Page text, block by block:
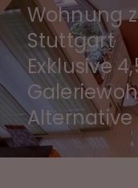
Wohnung
Stuttgart
Exklusive
Alternative